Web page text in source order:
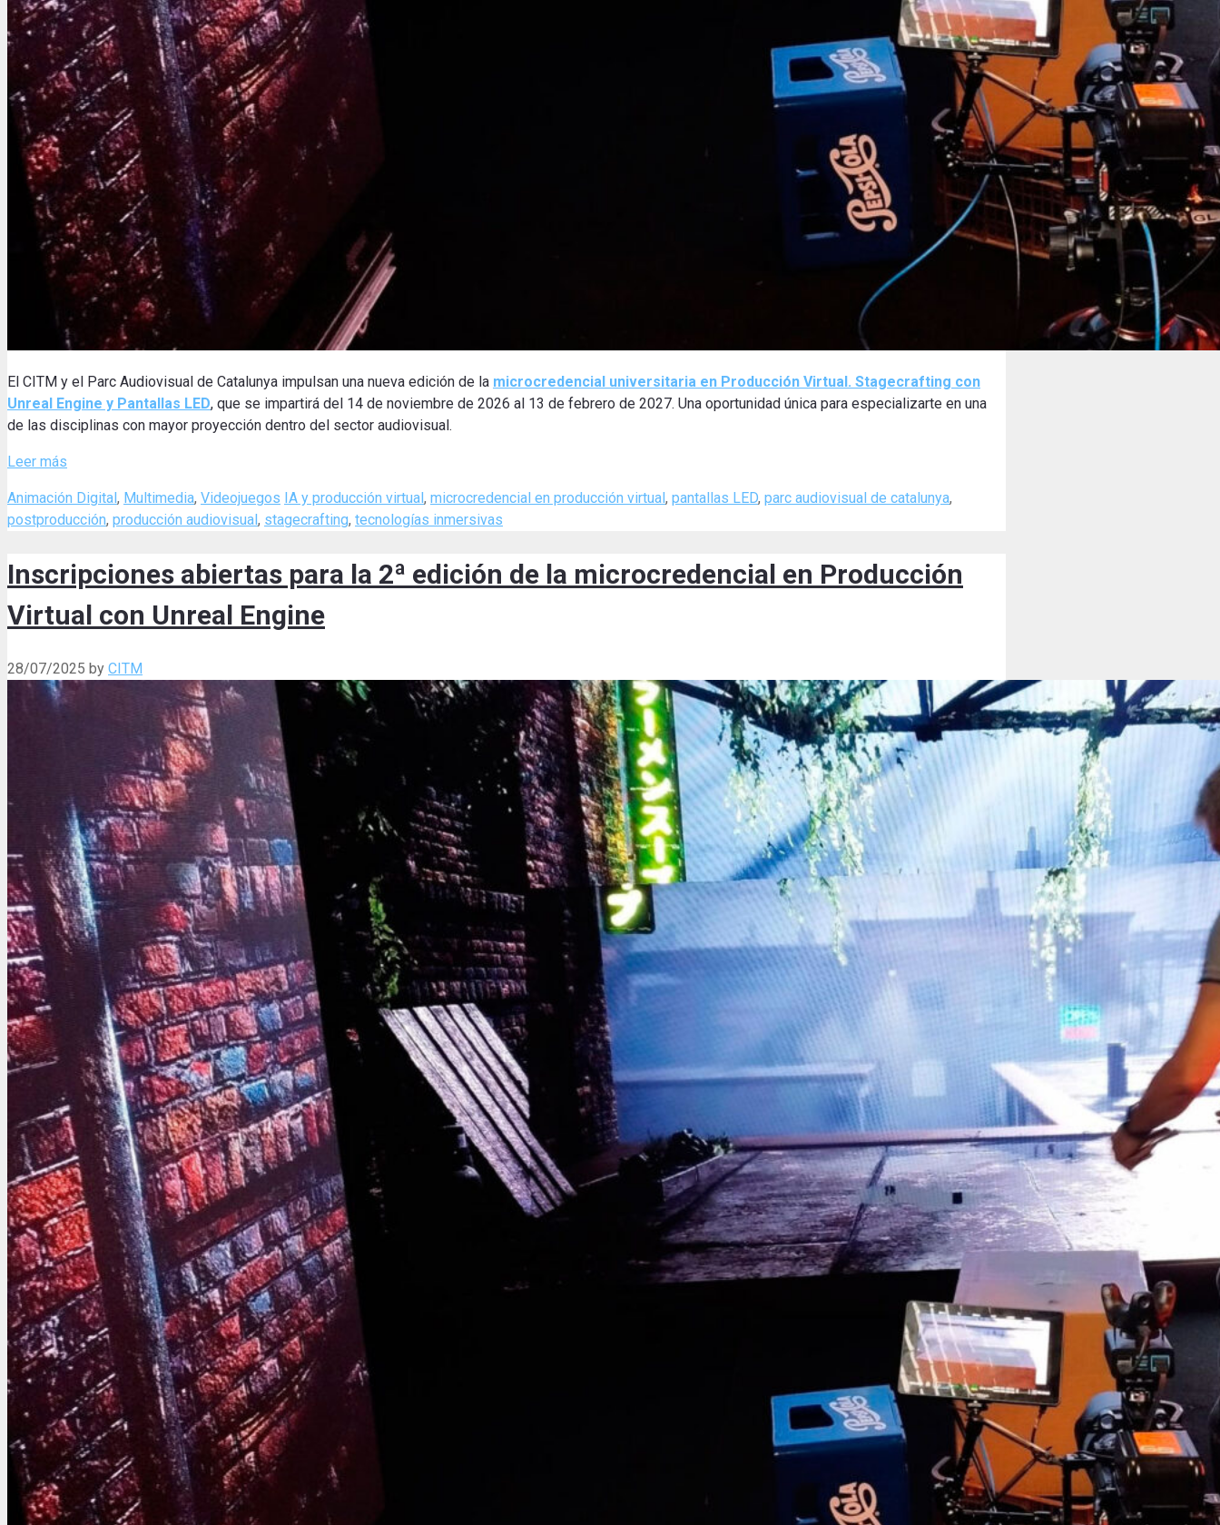
El CITM y el Parc Audiovisual de Catalunya impulsan una nueva edición de la microcredencial universitaria en Producción Virtual. Stagecrafting con
Unreal Engine y Pantallas LED, que se impartirá del 14 de noviembre de 2026 al 13 de febrero de 2027. Una oportunidad única para especializarte en una
de las disciplinas con mayor proyección dentro del sector audiovisual.
Leer más
Categories
Animación Digital, Multimedia, Videojuegos Tags
IA y producción virtual, microcredencial en producción virtual, pantallas LED, parc audiovisual de catalunya,
postproducción, producción audiovisual, stagecrafting, tecnologías inmersivas
Inscripciones abiertas para la 2ª edición de la microcredencial en Producción
Virtual con Unreal Engine
28/07/2025 by CITM